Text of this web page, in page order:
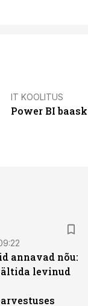
IT KOOLITUS
Power BI
annavad nõu:
levinud